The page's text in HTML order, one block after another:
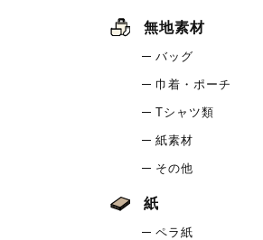
無地素材
バッグ
巾着・ポーチ
Tシャツ類
紙素材
その他
紙
ペラ紙